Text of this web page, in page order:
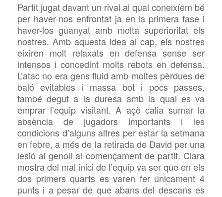
Partit jugat davant un rival al qual coneixíem bé
per haver-nos enfrontat ja en la primera fase i
haver-los guanyat amb molta superioritat els
nostres. Amb aquesta idea al cap, els nostres
eixiren molt relaxats en defensa sense ser
intensos i concedint molts rebots en defensa.
L’atac no era gens fluid amb moltes pèrdues de
baló evitables i massa bot i pocs passes,
també degut a la duresa amb la qual es va
emprar l’equip visitant. A açò calia sumar la
absència de jugadors importants i les
condicions d’alguns altres per estar la setmana
en febre, a més de la retirada de David per una
lesió al genoll al començament de partit. Clara
mostra del mal inici de l’equip va ser que en els
dos primers quarts es varen fer únicament 4
punts i a pesar de que abans del descans es